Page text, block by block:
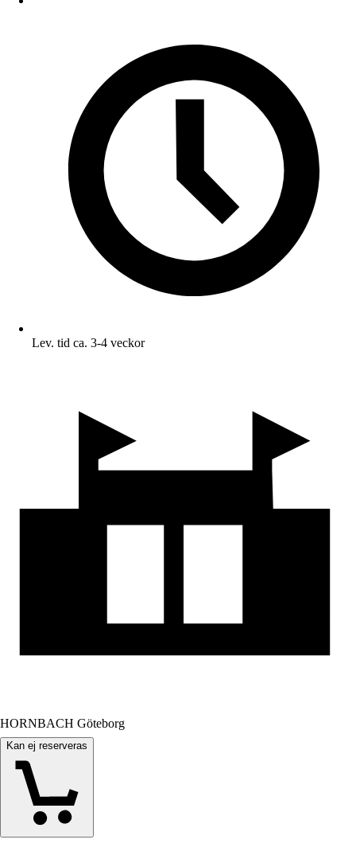
Lev. tid ca. 3-4 veckor
HORNBACH Göteborg
Kan ej reserveras